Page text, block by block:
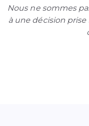
Nous ne sommes
à une décision